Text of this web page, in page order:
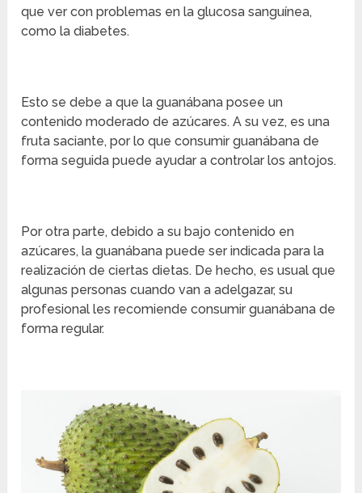
que ver con problemas en la glucosa sanguínea,
como la diabetes.
Esto se debe a que la guanábana posee un
contenido moderado de azúcares. A su vez, es una
fruta saciante, por lo que consumir guanábana de
forma seguida puede ayudar a controlar los antojos.
Por otra parte, debido a su bajo contenido en
azúcares, la guanábana puede ser indicada para la
realización de ciertas dietas. De hecho, es usual que
algunas personas cuando van a adelgazar, su
profesional les recomiende consumir guanábana de
forma regular.